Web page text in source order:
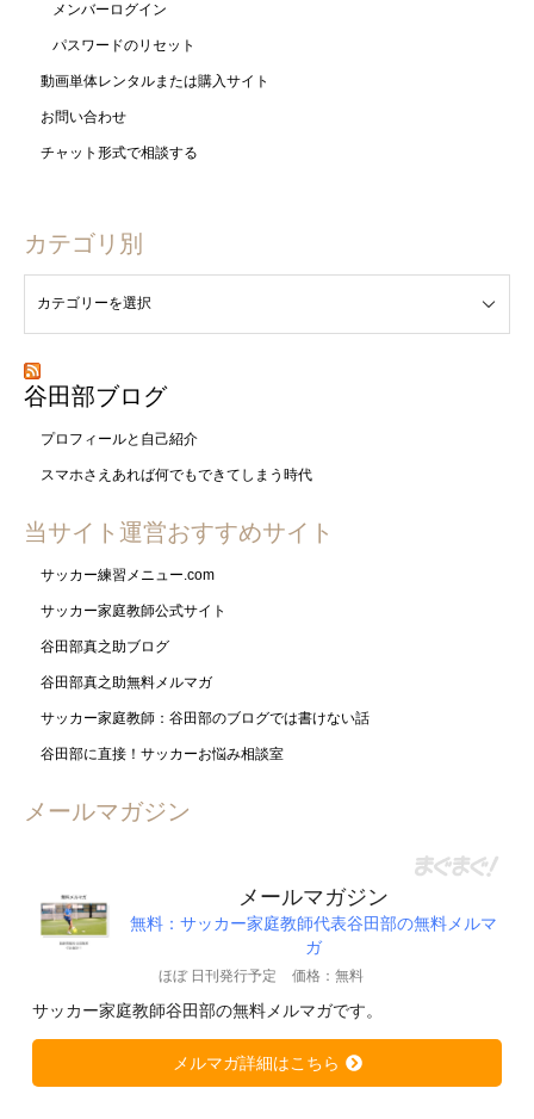
メンバーログイン
パスワードのリセット
動画単体レンタルまたは購入サイト
お問い合わせ
チャット形式で相談する
カテゴリ別
谷田部ブログ
プロフィールと自己紹介
スマホさえあれば何でもできてしまう時代
当サイト運営おすすめサイト
サッカー練習メニュー.com
サッカー家庭教師公式サイト
谷田部真之助ブログ
谷田部真之助無料メルマガ
サッカー家庭教師：谷田部のブログでは書けない話
谷田部に直接！サッカーお悩み相談室
メールマガジン
メールマガジン
無料：サッカー家庭教師代表谷田部の無料メルマ
ガ
ほぼ 日刊発行予定 価格：無料
サッカー家庭教師谷田部の無料メルマガです。
メルマガ詳細はこちら